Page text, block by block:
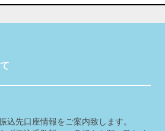
込先口座情報をご案内致します。